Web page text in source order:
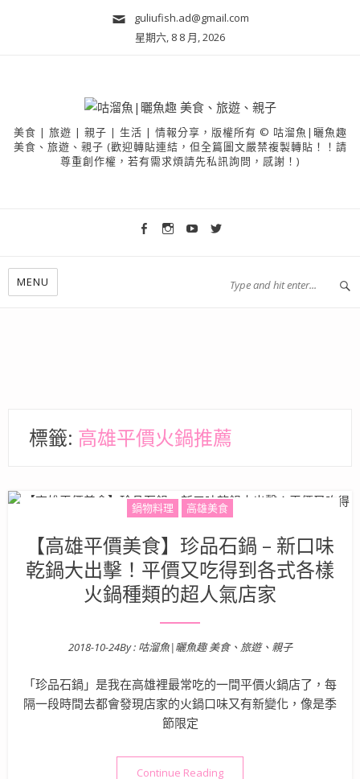
guliufish.ad@gmail.com
星期六, 8 8 月, 2026
美食 | 旅遊 | 親子 | 生活 | 情報分享，版權所有 © 咕溜魚|曬魚趣
美食、旅遊、親子 (歡迎轉貼連結，但全篇圖文嚴禁複製轉貼！！請
尊重創作權，若有需求煩請先私訊詢問，感謝！)
MENU
標籤: 高雄平價火鍋推薦
鍋物料理 高雄美食
【高雄平價美食】珍品石鍋 – 新口味
乾鍋大出擊！平價又吃得到各式各樣
火鍋種類的超人氣店家
Posted on
2018-10-24By : 咕溜魚|曬魚趣 美食、旅遊、親子
「珍品石鍋」是我在高雄裡最常吃的一間平價火鍋店了，每
隔一段時間去都會發現店家的火鍋口味又有新變化，像是季
節限定
Continue Reading“【高雄平價美食】珍品石鍋